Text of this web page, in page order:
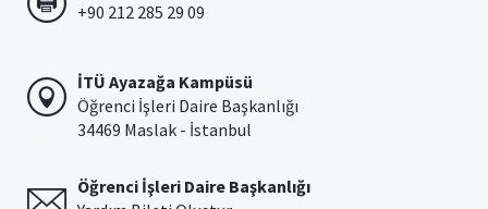
+90 212 285 29 09
İTÜ Ayazağa Kampüsü
Öğrenci İşleri Daire Başkanlığı
34469 Maslak - İstanbul
Öğrenci İşleri Daire Başkanlığı